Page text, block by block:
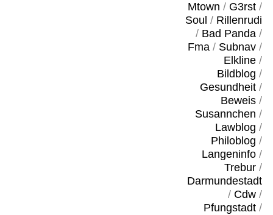
Mtown / G3rst/
Soul / Rillenrudi
/ Bad Panda/
Fma/ Subnav/
Elkline/
Bildblog /
Gesundheit/
Beweis/
Susannchen /
Lawblog /
Philoblog /
Langeninfo/
Trebur/
Darmundestadt
/ Cdw/
Pfungstadt/